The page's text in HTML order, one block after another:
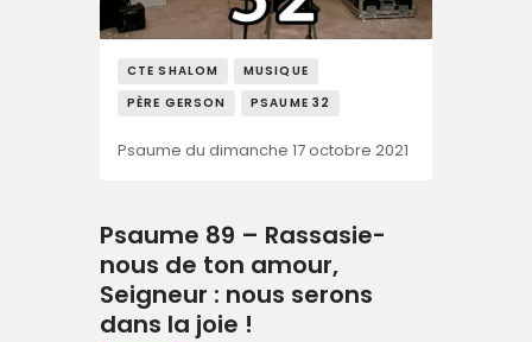
CTE SHALOM
MUSIQUE
PÈRE GERSON
PSAUME 32
Psaume du dimanche 17 octobre 2021
Psaume 89 – Rassasie-
nous de ton amour,
Seigneur : nous serons
dans la joie !